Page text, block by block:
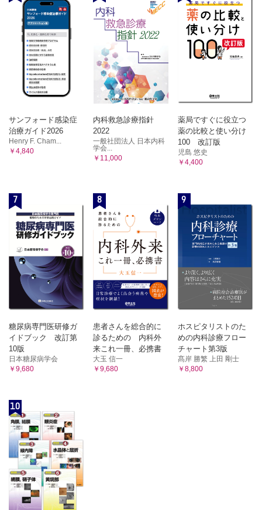
サンフォード感染症
治療ガイド2026
Henry F. Cham...
￥4,840
内科救急診療指針
2022
一般社団法人 日本内科
学会...
￥11,000
薬局ですぐに役立つ
薬の比較と使い分け
100 改訂版
児島 悠史
￥4,400
7
糖尿病専門医研修ガ
イドブック 改訂第
10版
日本糖尿病学会
￥9,680
8
患者さんを総合的に
診るための 内科外
来これ一冊、必携書
大玉 信一
￥9,680
9
ホスピタリストのた
めの内科診療フロー
チャート第3版
髙岸 勝繁 上田 剛士
￥8,800
10